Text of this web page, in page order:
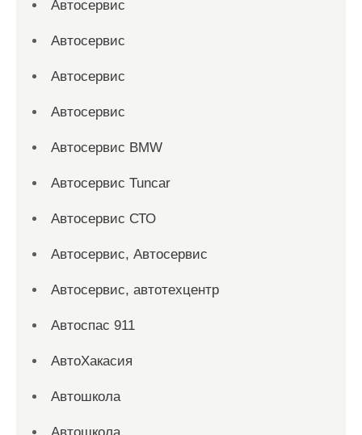
Автосервис
Автосервис
Автосервис
Автосервис
Автосервис BMW
Автосервис Tuncar
Автосервис СТО
Автосервис, Автосервис
Автосервис, автотехцентр
Автоспас 911
АвтоХакасия
Автошкола